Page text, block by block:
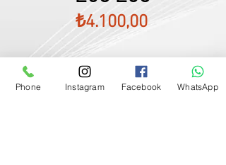
₺4.100,00Fiyat
Satış Temsilcimizle Görüşün
Phone Instagram Facebook WhatsApp